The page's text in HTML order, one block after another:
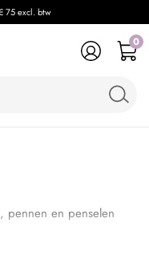
75 excl. btw
0
pennen en penselen
gom uit het penseel te